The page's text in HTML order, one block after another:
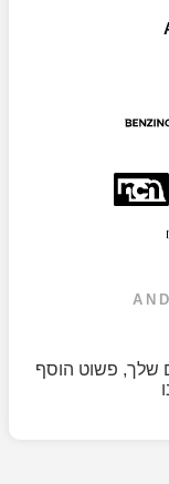
שלך, פשוט הוסף